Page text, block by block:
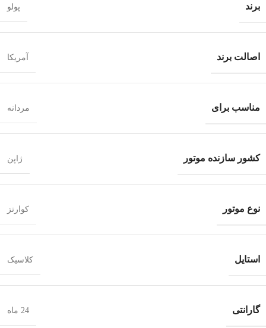
برند پولو
اصالت برند آمریکا
مناسب برای مردانه
کشور سازنده موتور ژاپن
نوع موتور کوارتز
استایل کلاسیک
گارانتی 24 ماه